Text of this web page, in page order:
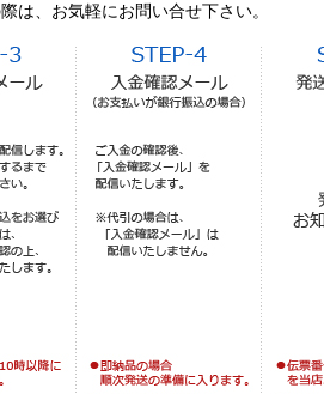
は、お気軽にお問い合せ下さい。